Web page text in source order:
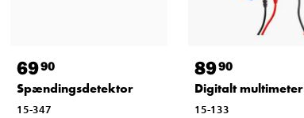
6990
Spændingsdetektor
15-347
8990
Digitalt multimeter
15-133